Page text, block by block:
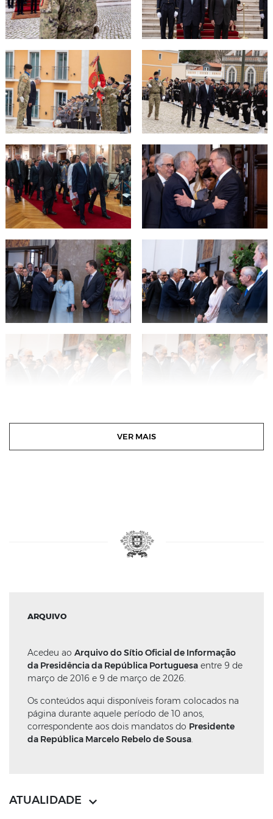
VER MAIS
ARQUIVO
Acedeu ao Arquivo do Sítio Oficial de Informação
da Presidência da República Portuguesa entre 9 de
março de 2016 e 9 de março de 2026.
Os conteúdos aqui disponíveis foram colocados na
página durante aquele período de 10 anos,
correspondente aos dois mandatos do Presidente
da República Marcelo Rebelo de Sousa.
ATUALIDADE